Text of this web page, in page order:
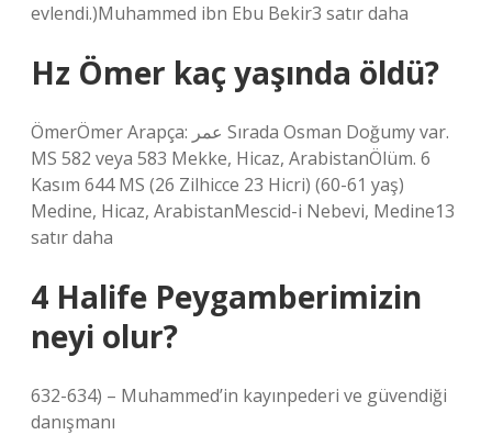
evlendi.)Muhammed ibn Ebu Bekir3 satır daha
Hz Ömer kaç yaşında öldü?
ÖmerÖmer Arapça: عمر Sırada Osman Doğumy var.
MS 582 veya 583 Mekke, Hicaz, ArabistanÖlüm. 6
Kasım 644 MS (26 Zilhicce 23 Hicri) (60-61 yaş)
Medine, Hicaz, ArabistanMescid-i Nebevi, Medine13
satır daha
4 Halife Peygamberimizin
neyi olur?
632-634) – Muhammed’in kayınpederi ve güvendiği
danışmanı